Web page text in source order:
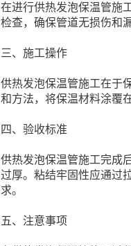
在进行供热发泡保温管施
检查，确保管道无损伤和
三、施工操作
供热发泡保温管施工在于
和方法，将保温材料涂覆
四、验收标准
供热发泡保温管施工完成
过厚。粘结牢固性应通过
求。
五、注意事项